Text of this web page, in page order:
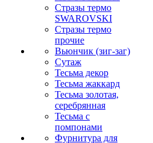
Стразы термо
SWAROVSKI
Стразы термо
прочие
Вьюнчик (зиг-заг)
Сутаж
Тесьма декор
Тесьма жаккард
Тесьма золотая,
серебрянная
Тесьма с
помпонами
Фурнитура для